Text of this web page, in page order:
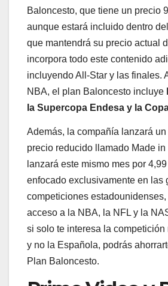
Baloncesto, que tiene un precio
aunque estará incluido dentro
que mantendrá su precio actual
incorpora todo este contenido
incluyendo All-Star y las finales.
NBA, el plan Baloncesto incluye
la Supercopa Endesa y la
Además, la compañía lanzará
precio reducido llamado Made
lanzará este mismo mes por
enfocado exclusivamente en las
competiciones
acceso a la NBA, la NFL y la
si solo te interesa la competición
y no la Española, podrás
Plan Baloncesto.